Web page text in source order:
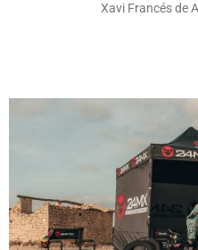
Xavi Francés de